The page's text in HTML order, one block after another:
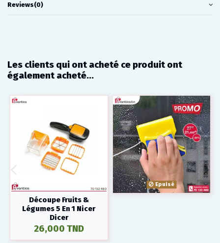
Reviews(0)
Les clients qui ont acheté ce produit ont
également acheté...
Découpe Fruits &
Légumes 5 En 1 Nicer
Dicer
26,000 TND
Epuisé